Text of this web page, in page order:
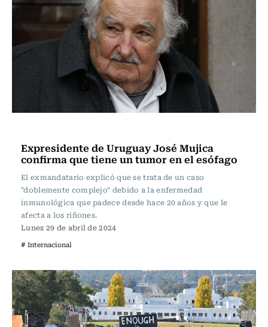
Expresidente de Uruguay José Mujica
confirma que tiene un tumor en el esófago
El exmandatario explicó que se trata de un caso
"doblemente complejo" debido a la enfermedad
inmunológica que padece desde hace 20 años y que le
afecta a los riñones.
Lunes 29 de abril de 2024
# Internacional